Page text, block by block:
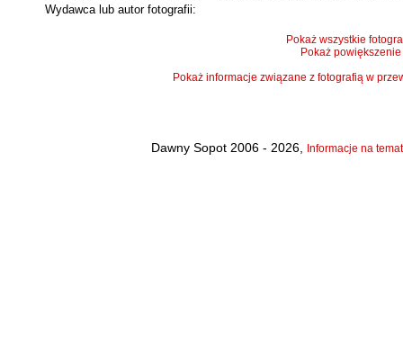
Wydawca lub autor fotografii:
Pokaż wszystkie
Pokaż powiększenie
Pokaż informacje związane z fotografią w
Dawny Sopot 2006 - 2026, Informacje na